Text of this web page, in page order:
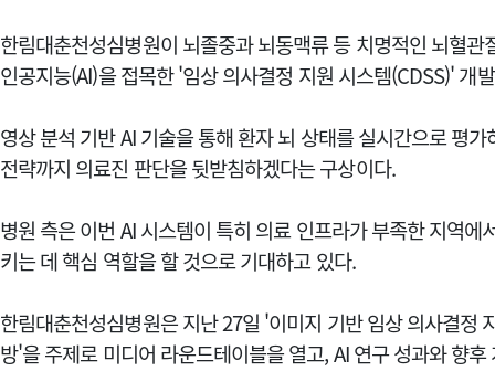
한림대춘천성심병원이 뇌졸중과 뇌동맥류 등 치명적인 뇌혈
인공지능(AI)을 접목한 '임상 의사결정 지원 시스템(CDSS)' 개
영상 분석 기반 AI 기술을 통해 환자 뇌 상태를 실시간으로 평
전략까지 의료진 판단을 뒷받침하겠다는 구상이다.
병원 측은 이번 AI 시스템이 특히 의료 인프라가 부족한 지역
키는 데 핵심 역할을 할 것으로 기대하고 있다.
한림대춘천성심병원은 지난 27일 '이미지 기반 임상 의사결정
방'을 주제로 미디어 라운드테이블을 열고, AI 연구 성과와 향